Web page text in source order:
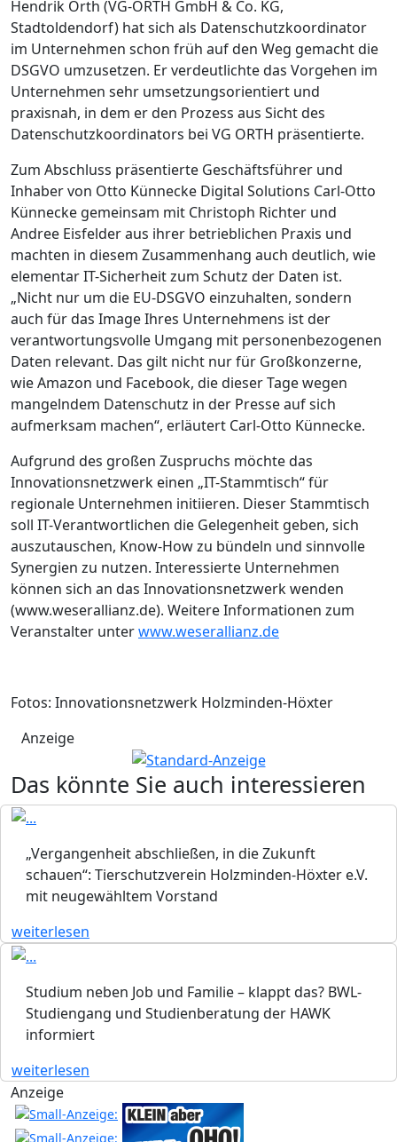
Hendrik Orth (VG-ORTH GmbH & Co. KG,
Stadtoldendorf) hat sich als Datenschutzkoordinator
im Unternehmen schon früh auf den Weg gemacht die
DSGVO umzusetzen. Er verdeutlichte das Vorgehen im
Unternehmen sehr umsetzungsorientiert und
praxisnah, in dem er den Prozess aus Sicht des
Datenschutzkoordinators bei VG ORTH präsentierte.
Zum Abschluss präsentierte Geschäftsführer und
Inhaber von Otto Künnecke Digital Solutions Carl-Otto
Künnecke gemeinsam mit Christoph Richter und
Andree Eisfelder aus ihrer betrieblichen Praxis und
machten in diesem Zusammenhang auch deutlich, wie
elementar IT-Sicherheit zum Schutz der Daten ist.
„Nicht nur um die EU-DSGVO einzuhalten, sondern
auch für das Image Ihres Unternehmens ist der
verantwortungsvolle Umgang mit personenbezogenen
Daten relevant. Das gilt nicht nur für Großkonzerne,
wie Amazon und Facebook, die dieser Tage wegen
mangelndem Datenschutz in der Presse auf sich
aufmerksam machen“, erläutert Carl-Otto Künnecke.
Aufgrund des großen Zuspruchs möchte das
Innovationsnetzwerk einen „IT-Stammtisch“ für
regionale Unternehmen initiieren. Dieser Stammtisch
soll IT-Verantwortlichen die Gelegenheit geben, sich
auszutauschen, Know-How zu bündeln und sinnvolle
Synergien zu nutzen. Interessierte Unternehmen
können sich an das Innovationsnetzwerk wenden
(www.weserallianz.de). Weitere Informationen zum
Veranstalter unterwww.weserallianz.de
Fotos: Innovationsnetzwerk Holzminden-Höxter
Anzeige
Das könnte Sie auch interessieren
„Vergangenheit abschließen, in die Zukunft
schauen“: Tierschutzverein Holzminden-Höxter e.V.
mit neugewähltem Vorstand
weiterlesen
Studium neben Job und Familie – klappt das? BWL-
Studiengang und Studienberatung der HAWK
informiert
weiterlesen
Anzeige